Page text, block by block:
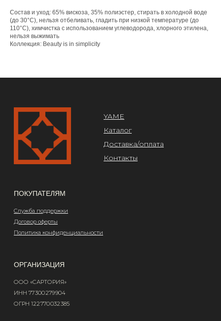
Состав и уход: 65% вискоза, 35% полиэстер, стирать в холодной воде
(до 30°C), нельзя отбеливать, гладить при низкой температуре (до
110°C), химчистка с использованием углеводорода, хлорного этилена,
нельзя выжимать
Коллекция: Beauty is in simplicity
ОРГАНИЗАЦИЯ
ООО «САРТОРИЯ»
ИНН 77 300 279 904
Design by @abakumik